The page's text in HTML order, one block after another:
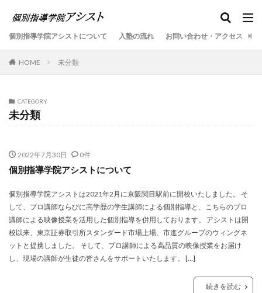
個別指導学院アシストについて 入塾の流れ お問い合わせ・アクセス
HOME 未分類
CATEGORY
未分類
2022年7月30日 0件
個別指導学院アシストについて
個別指導学院アシストは2021年2月に京阪関目駅前に開校いたしました。 そ
して、プロ講師ならびに高学歴の学生講師による個別指導と、こちらのプロ
講師による映像授業を活用した個別指導を併用しております。 アシストは開
校以来、東京証券取引所スタンダード市場上場、市進グループのウィングネ
ットと提携しました。 そして、プロ講師による高品質の映像授業をお届け
し、現場の講師が生徒の皆さんをサポートいたします。 […]
続きを読む